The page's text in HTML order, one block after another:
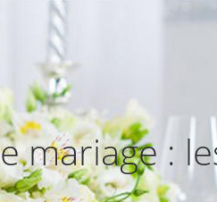
mariage :